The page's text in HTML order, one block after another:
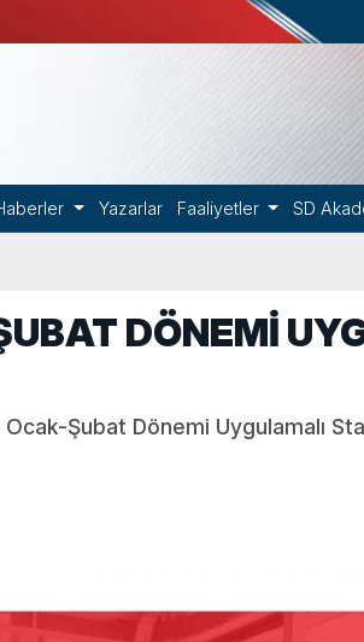
Yazarlar Faaliyetler SD
DÖNEMİ
Şubat Dönemi Uygulamalı